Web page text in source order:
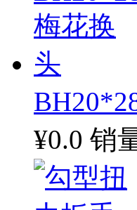
¥0.0 销